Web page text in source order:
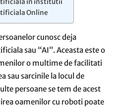
in institutii
Online
cunosc deja
sau “AI”. Aceasta este o
o multime de facilitati
sau sarcinile la locul de
persoane se tem de acest
oamenilor cu roboti poate